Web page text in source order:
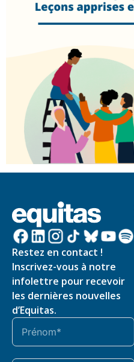
Restez en contact !
Inscrivez-vous à notre
infolettre pour recevoir
les dernières nouvelles
d’Equitas.